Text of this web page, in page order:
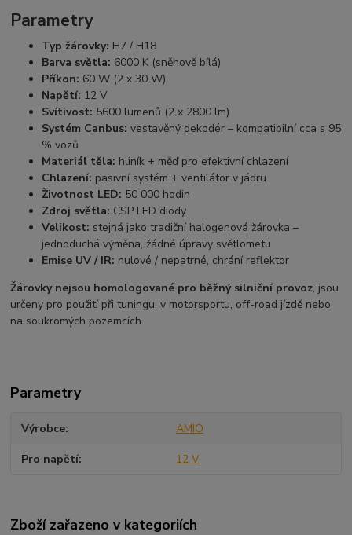
Parametry
Typ žárovky: H7 / H18
Barva světla: 6000 K (sněhově bílá)
Příkon: 60 W (2 x 30 W)
Napětí: 12 V
Svítivost: 5600 lumenů (2 x 2800 lm)
Systém Canbus: vestavěný dekodér – kompatibilní cca s 95
% vozů
Materiál těla: hliník + měď pro efektivní chlazení
Chlazení: pasivní systém + ventilátor v jádru
Životnost LED: 50 000 hodin
Zdroj světla: CSP LED diody
Velikost: stejná jako tradiční halogenová žárovka –
jednoduchá výměna, žádné úpravy světlometu
Emise UV / IR: nulové / nepatrné, chrání reflektor
Žárovky nejsou homologované pro běžný silniční provoz, jsou
určeny pro použití při tuningu, v motorsportu, off-road jízdě nebo
na soukromých pozemcích.
Parametry
Výrobce AMIO
Pro napětí 12 V
Zboží zařazeno v kategoriích